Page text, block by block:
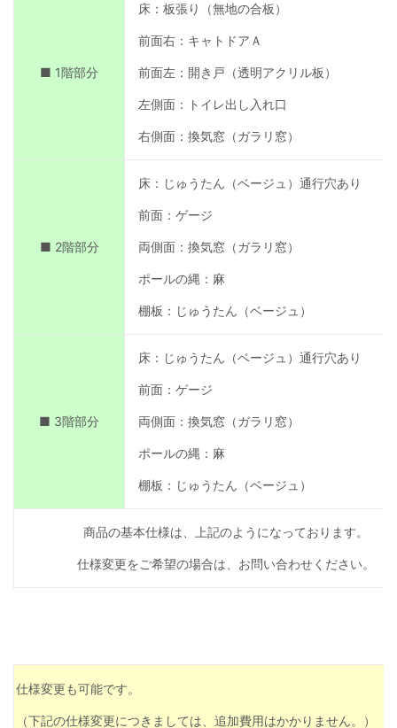
■ 1階部分
床：板張り（無地の合板）
前面右：キャトドアＡ
前面左：開き戸（透明アクリル板）
左側面：トイレ出し入れ口
右側面：換気窓（ガラリ窓）
■ 2階部分
床：じゅうたん（ベージュ）通行穴あり
前面：ゲージ
両側面：換気窓（ガラリ窓）
ポールの縄：麻
棚板：じゅうたん（ベージュ）
■ 3階部分
床：じゅうたん（ベージュ）通行穴あり
前面：ゲージ
両側面：換気窓（ガラリ窓）
ポールの縄：麻
棚板：じゅうたん（ベージュ）
商品の基本仕様は、上記のようになっております。
仕様変更をご希望の場合は、お問い合わせください。
仕様変更も可能です。
（下記の仕様変更につきましては、追加費用はかかりません。）